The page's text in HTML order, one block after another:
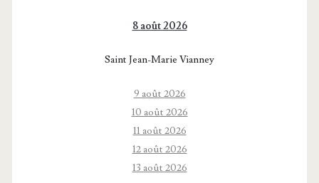
8 août 2026
Saint Jean-Marie Vianney
9 août 2026
10 août 2026
11 août 2026
12 août 2026
13 août 2026